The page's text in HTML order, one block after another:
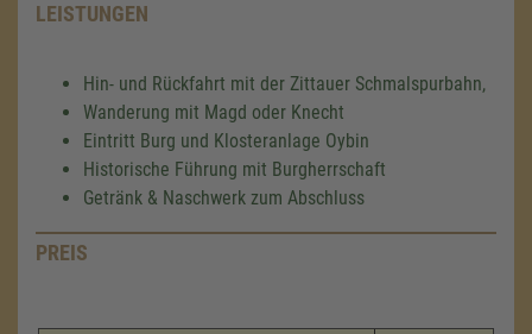
LEISTUNGEN
Hin- und Rückfahrt mit der Zittauer Schmalspurbahn,
Wanderung mit Magd oder Knecht
Eintritt Burg und Klosteranlage Oybin
Historische Führung mit Burgherrschaft
Getränk & Naschwerk zum Abschluss
PREIS